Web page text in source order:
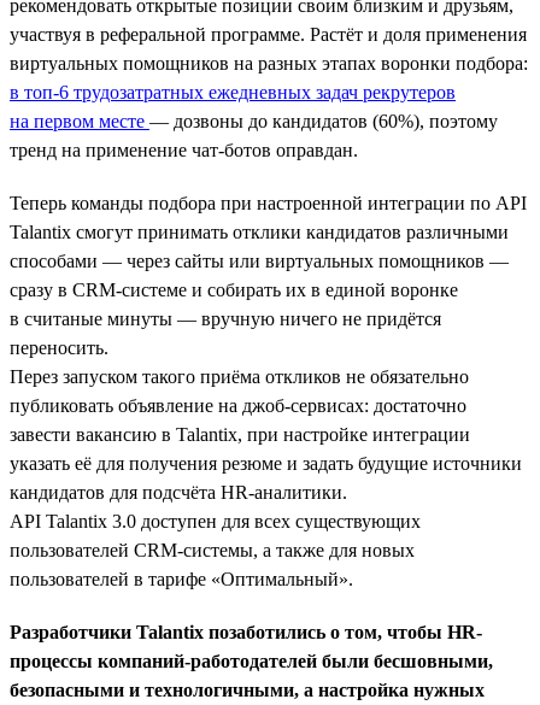
рекомендовать открытые позиции своим близким и друзьям,
участвуя в реферальной программе. Растёт и доля применения
виртуальных помощников на разных этапах воронки подбора:
в топ-6 трудозатратных ежедневных задач рекрутеров
на первом месте — дозвоны до кандидатов (60%), поэтому
тренд на применение чат-ботов оправдан.
Теперь команды подбора при настроенной интеграции по API
Talantix смогут принимать отклики кандидатов различными
способами — через сайты или виртуальных помощников —
сразу в CRM-системе и собирать их в единой воронке
в считаные минуты — вручную ничего не придётся
переносить.
Перез запуском такого приёма откликов не обязательно
публиковать объявление на джоб-сервисах: достаточно
завести вакансию в Talantix, при настройке интеграции
указать её для получения резюме и задать будущие источники
кандидатов для подсчёта HR-аналитики.
API Talantix 3.0 доступен для всех существующих
пользователей CRM-системы, а также для новых
пользователей в тарифе «Оптимальный».
Разработчики Talantix позаботились о том, чтобы HR-
процессы компаний-работодателей были бесшовными,
безопасными и технологичными, а настройка нужных